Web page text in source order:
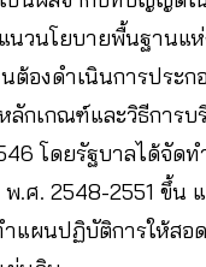
วนโยบายพื้นฐานแห่
ต้องดำเนินการประก
ลักเกณฑ์และวิธีการบ
โดยรัฐบาลได้จัด
.ศ. 2548-2551 ขึ้น
ำแผนปฏิบัติการให้สอ